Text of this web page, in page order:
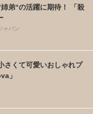
弟“の活躍に期待！ 「殺
ャパン
さくて可愛いおしゃれプ
」